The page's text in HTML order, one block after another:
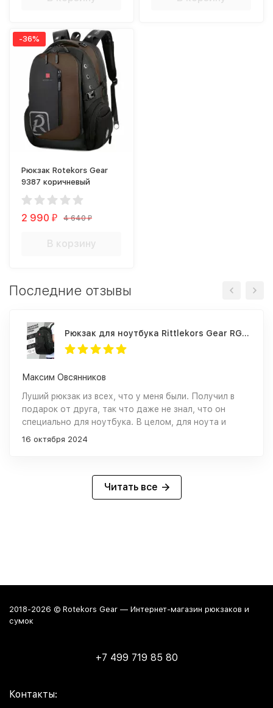
-36%
Рюкзак Rotekors Gear
9387 коричневый
2 990₽ 4 640₽
В корзину
Последние отзывы
Рюкзак для ноутбука Rittlekors Gear RG1418 черный
Максим Овсянников
Луший рюкзак из всех, что у меня были. Получил в
подарок от друга, так что даже не знал, что он
специально для ноутбука. В целом, для ноута и
использую уже как 4 года. 17 дюймовый ноутбук
- влезет В остальном, отличный материал, удобные
отделы внутри Проблема возникла лишь недавно,
когда перегрузил его барахлом, из-за чего сорвалась
16 октября 2024
Читать все
2018-2026 © Rotekors Gear — Интернет-магазин рюкзаков и
сумок
+7 499 719 85 80
Контакты: